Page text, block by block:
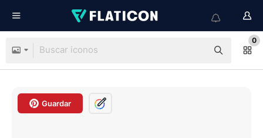
0
Guardar